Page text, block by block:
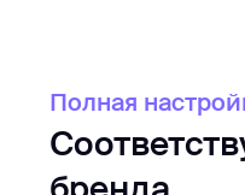
Полная